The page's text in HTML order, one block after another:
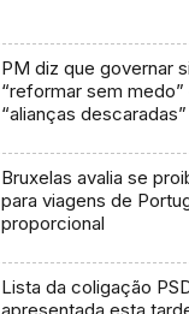
PM diz que governar
“reformar sem
“alianças descaradas”
Bruxelas avalia se
para viagens de
proporcional
Lista da coligação